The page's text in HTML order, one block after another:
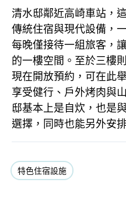
清水邸鄰近高崎車站，
傳統住宿與現代設備，
每晚僅接待一組旅客，
的一樓空間。至於三樓
現在開放預約，可在此
享受健行、戶外烤肉與
邸基本上是自炊，也是
選擇，同時也能另外安
特色住宿設施